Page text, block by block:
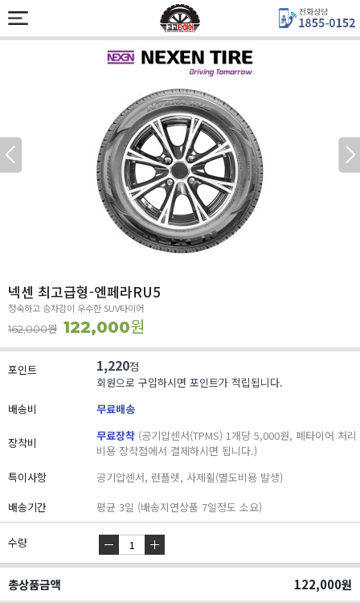
넥센 최고급형-엔페라RU5
정숙하고 승차감이 우수한 SUV타이어
162,000원 122,000원
포인트 1,220점
회원으로 구입하시면 포인트가 적립됩니다.
배송비
무료배송
장착비 무료장착 (공기압센서(TPMS) 1개당 5,000원, 폐타이어 처리
비용 장착점에서 결제하시면 됩니다.)
특이사항
공기압센서, 런플렛, 사제휠(별도비용 발생)
배송기간
평균 3일 (배송지연상품 7일정도 소요)
수량
총상품금액 122,000원